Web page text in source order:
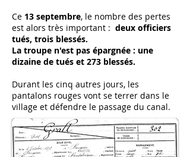
Ce 13 septembre, le nombre des pertes
est alors très important : deux officiers
tués, trois blessés.
La troupe n'est pas épargnée : une
dizaine de tués et 273 blessés.
Durant les cinq autres jours, les
pantalons rouges vont se terrer dans le
village et défendre le passage du canal.